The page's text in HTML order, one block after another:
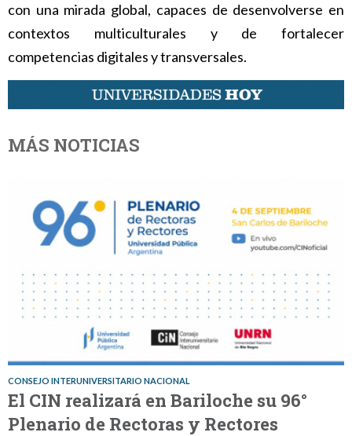
con una mirada global, capaces de desenvolverse en
contextos multiculturales y de fortalecer
competencias digitales y transversales.
MÁS NOTICIAS
CONSEJO INTERUNIVERSITARIO NACIONAL
El CIN realizará en Bariloche su 96°
Plenario de Rectoras y Rectores